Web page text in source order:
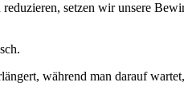
setzen wir unsere
während man darauf